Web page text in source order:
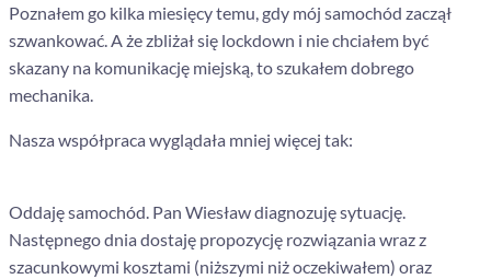
Poznałem go kilka miesięcy temu, gdy mój samochód zaczął
szwankować. A że zbliżał się lockdown i nie chciałem być
skazany na komunikację miejską, to szukałem dobrego
mechanika.
Nasza współpraca wyglądała mniej więcej tak:
Oddaję samochód. Pan Wiesław diagnozuję sytuację.
Następnego dnia dostaję propozycję rozwiązania wraz z
szacunkowymi kosztami (niższymi niż oczekiwałem) oraz